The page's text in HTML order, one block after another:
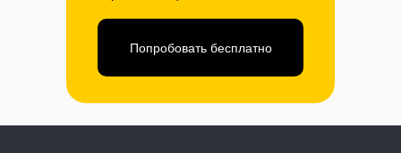
Попробовать бесплатно